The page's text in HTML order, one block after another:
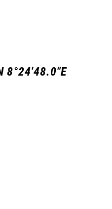
8°24'48.0"E